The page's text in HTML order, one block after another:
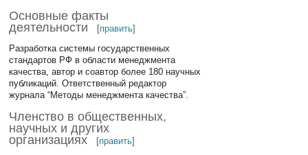
Основные факты
деятельности
[править]
Разработка системы государственных
стандартов РФ в области менеджмента
качества, автор и соавтор более 180 научных
публикаций. Ответственный редактор
журнала “Методы менеджмента качества”.
Членство в общественных,
научных и других
организациях
[править]